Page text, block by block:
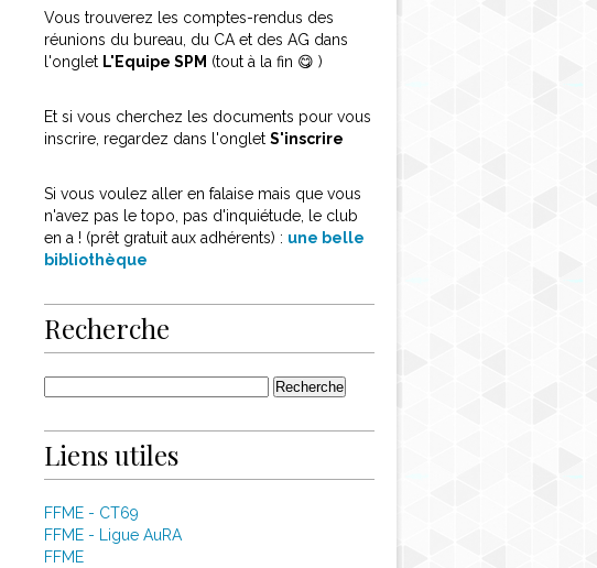
Vous trouverez les comptes-rendus des
réunions du bureau, du CA et des AG dans
l'onglet L'Equipe SPM (tout à la fin 😋 )
Et si vous cherchez les documents pour vous
inscrire, regardez dans l'onglet S'inscrire
Si vous voulez aller en falaise mais que vous
n'avez pas le topo, pas d'inquiétude, le club
en a ! (prêt gratuit aux adhérents) : une belle
bibliothèque
Recherche
Liens utiles
FFME - CT69
FFME - Ligue AuRA
FFME